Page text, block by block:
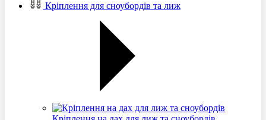
Кріплення для сноубордів та лиж